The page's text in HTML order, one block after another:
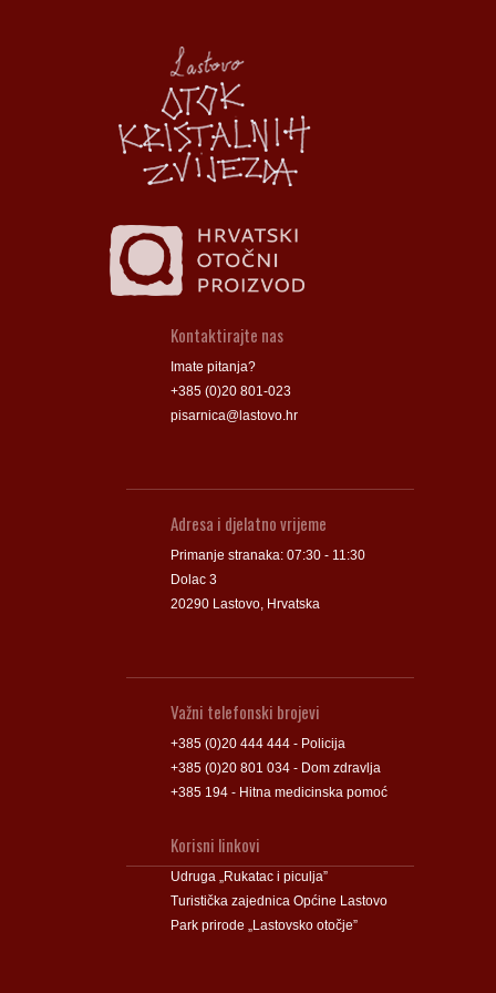
Groblje
Groblje
Kontaktirajte nas
Imate pitanja?
+385 (0)20 801-023
pisarnica@lastovo.hr
Adresa i djelatno vrijeme
Primanje stranaka: 07:30 - 11:30
Dolac 3
20290 Lastovo, Hrvatska
Važni telefonski brojevi
+385 (0)20 444 444 - Policija
+385 (0)20 801 034 - Dom zdravlja
+385 194 - Hitna medicinska pomoć
Korisni linkovi
Udruga „Rukatac i piculja”
Turistička zajednica Općine Lastovo
Park prirode „Lastovsko otočje”